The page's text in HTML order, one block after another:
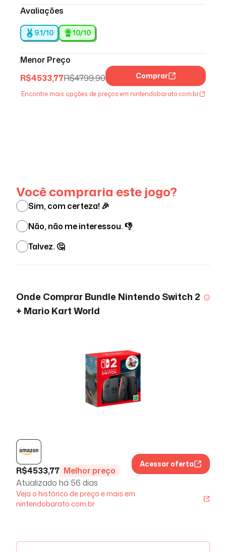
Avaliações
9.1/10 10/10
Menor Preço
R$4533,77R$4799,90 Comprar
Encontre mais opções de preços em nintendobarato.com.br
Você compraria este jogo?
Sim, com certeza! 🎉
Não, não me interessou. 👎
Talvez. 🤔
Onde ComprarBundle Nintendo Switch 2
+ Mario Kart World
R$4533,77 Melhor preço
Atualizado há 56 dias
Acessar oferta
Veja o histórico de preço e mais em
nintendobarato.com.br